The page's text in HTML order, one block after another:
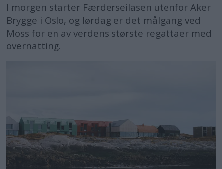
I morgen starter Færderseilasen utenfor Aker
Brygge i Oslo, og lørdag er det målgang ved
Moss for en av verdens største regattaer med
overnatting.